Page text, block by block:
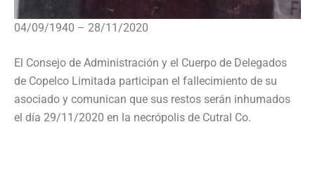
04/09/1940 – 28/11/2020
El Consejo de Administración y el Cuerpo de Delegados
de Copelco Limitada participan el fallecimiento de su
asociado y comunican que sus restos serán inhumados
el día 29/11/2020 en la necrópolis de Cutral Co.